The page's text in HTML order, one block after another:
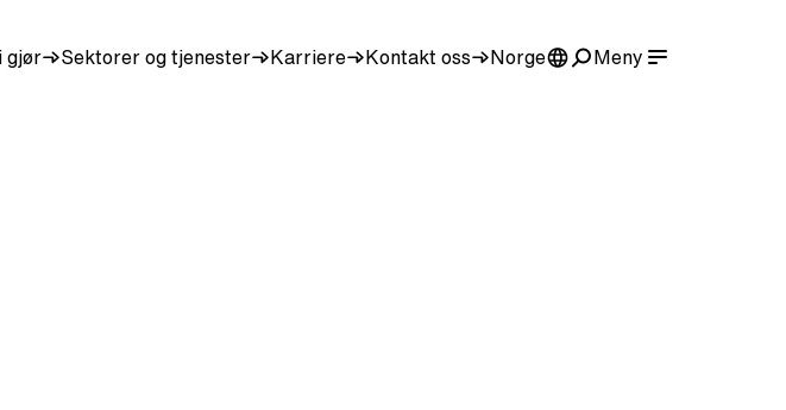
gjør Sektorer og tjenester Karriere Kontakt oss Norge Meny